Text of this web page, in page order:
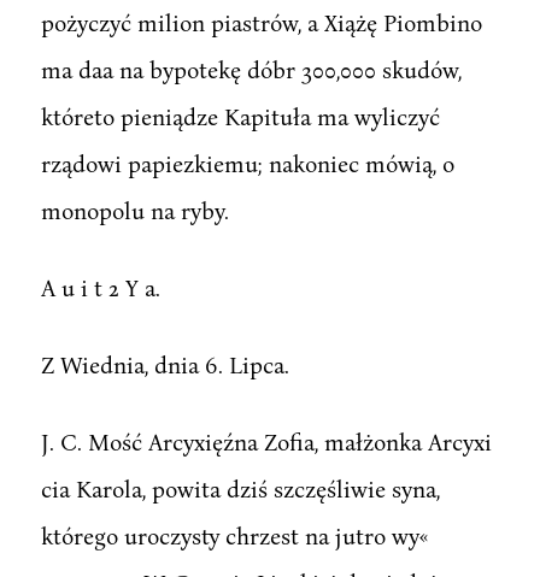
pożyczyć milion piastrów, a Xiążę Piombino
ma daa na bypotekę dóbr 300,000 skudów,
któreto pieniądze Kapituła ma wyliczyć
rządowi papiezkiemu; nakoniec mówią, o
monopolu na ryby.
A u i t 2 Y a.
Z Wiednia, dnia 6. Lipca.
J. C. Mość Arcyxięźna Zofia, małżonka Arcyxi
cia Karola, powita dziś szczęśliwie syna,
którego uroczysty chrzest na jutro wy«